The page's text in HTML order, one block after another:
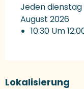
Jeden dienstag
August 2026
10:30 Um
Lokalisierung